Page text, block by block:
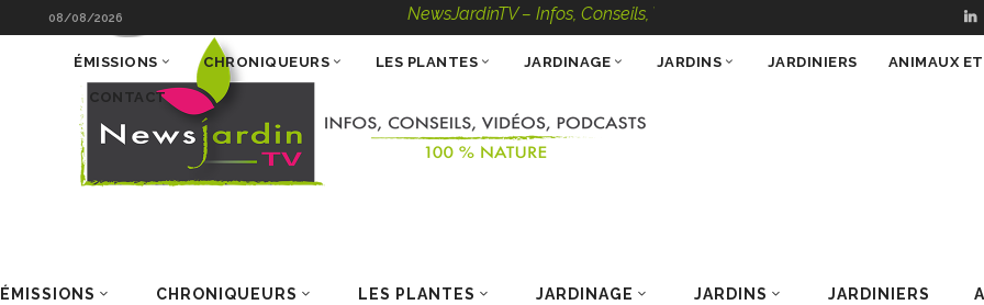
08/08/2026 NewsJardinTV – Infos, Conseils, Vidéos, Podcasts – 100 % Nature
ÉMISSIONS CHRONIQUEURS LES PLANTES JARDINAGE JARDINS JARDINIERS
ÉMISSIONS CHRONIQUEURS LES PLANTES JARDINAGE JARDINS JARDINIERS ANIMAUX
CONTACT